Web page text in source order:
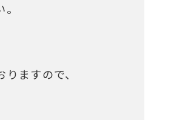
ますので、